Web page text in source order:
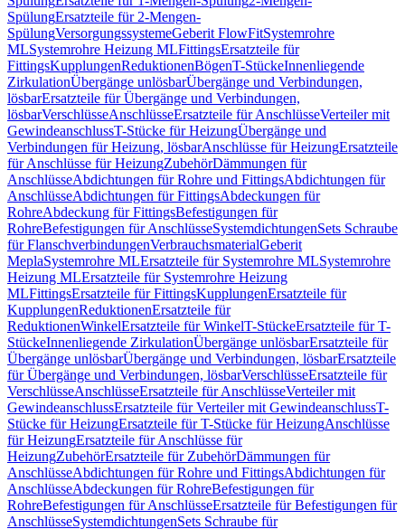
SpülungErsatzteile für 2-Mengen-
SpülungVersorgungssystemeGeberit FlowFitSystemrohre
MLSystemrohre Heizung MLFittingsErsatzteile für
FittingsKupplungenReduktionenBögenT-StückeInnenliegende
ZirkulationÜbergänge unlösbarÜbergänge und Verbindungen,
lösbarErsatzteile für Übergänge und Verbindungen,
lösbarVerschlüsseAnschlüsseErsatzteile für AnschlüsseVerteiler mit
GewindeanschlussT-Stücke für HeizungÜbergänge und
Verbindungen für Heizung, lösbarAnschlüsse für HeizungErsatzteile
für Anschlüsse für HeizungZubehörDämmungen für
AnschlüsseAbdichtungen für Rohre und FittingsAbdichtungen für
AnschlüsseAbdichtungen für FittingsAbdeckungen für
RohreAbdeckung für FittingsBefestigungen für
RohreBefestigungen für AnschlüsseSystemdichtungenSets Schraube
für FlanschverbindungenVerbrauchsmaterialGeberit
MeplaSystemrohre MLErsatzteile für Systemrohre MLSystemrohre
Heizung MLErsatzteile für Systemrohre Heizung
MLFittingsErsatzteile für FittingsKupplungenErsatzteile für
KupplungenReduktionenErsatzteile für
ReduktionenWinkelErsatzteile für WinkelT-StückeErsatzteile für T-
StückeInnenliegende ZirkulationÜbergänge unlösbarErsatzteile für
Übergänge unlösbarÜbergänge und Verbindungen, lösbarErsatzteile
für Übergänge und Verbindungen, lösbarVerschlüsseErsatzteile für
VerschlüsseAnschlüsseErsatzteile für AnschlüsseVerteiler mit
GewindeanschlussErsatzteile für Verteiler mit GewindeanschlussT-
Stücke für HeizungErsatzteile für T-Stücke für HeizungAnschlüsse
für HeizungErsatzteile für Anschlüsse für
HeizungZubehörErsatzteile für ZubehörDämmungen für
AnschlüsseAbdichtungen für Rohre und FittingsAbdichtungen für
AnschlüsseAbdeckungen für RohreBefestigungen für
RohreBefestigungen für AnschlüsseErsatzteile für Befestigungen für
AnschlüsseSystemdichtungenSets Schraube für